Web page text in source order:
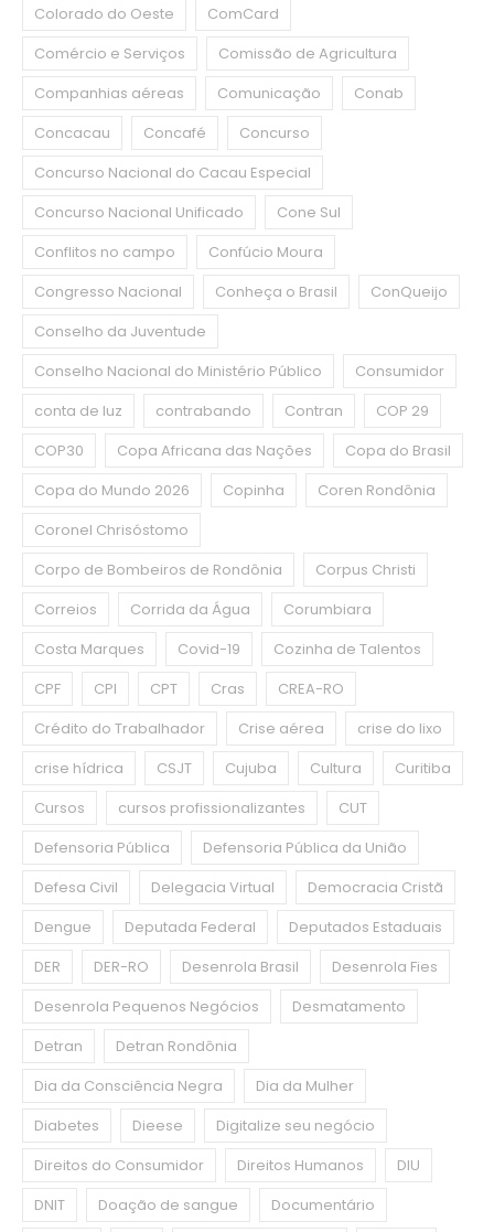
Colorado do Oeste
ComCard
Comércio e Serviços
Comissão de Agricultura
Companhias aéreas
Comunicação
Conab
Concacau
Concafé
Concurso
Concurso Nacional do Cacau Especial
Concurso Nacional Unificado
Cone Sul
Conflitos no campo
Confúcio Moura
Congresso Nacional
Conheça o Brasil
ConQueijo
Conselho da Juventude
Conselho Nacional do Ministério Público
Consumidor
conta de luz
contrabando Contran
COP 29
COP30
Copa Africana das Nações
Copa do Brasil
Copa do Mundo 2026
Copinha
Coren Rondônia
Coronel Chrisóstomo
Corpo de Bombeiros de Rondônia
Corpus Christi
Correios
Corrida da Água
Corumbiara
Costa Marques
Covid-19
Cozinha de Talentos
CPF
CPI CPT Cras
CREA-RO
Crédito do Trabalhador
Crise aérea
crise do lixo
crise hídrica
CSJT Cujuba Cultura
Curitiba
Cursos
cursos profissionalizantes
CUT
Defensoria Pública
Defensoria Pública da União
Defesa Civil
Delegacia Virtual
Democracia Cristã
Dengue
Deputada Federal
Deputados Estaduais
DER
DER-RO Desenrola Brasil
Desenrola Fies
Desenrola Pequenos Negócios
Desmatamento
Detran
Detran Rondônia
Dia da Consciência Negra
Dia da Mulher
Diabetes
Dieese
Digitalize seu negócio
Direitos do Consumidor
Direitos Humanos
DIU
DNIT
Doação de sangue
Documentário